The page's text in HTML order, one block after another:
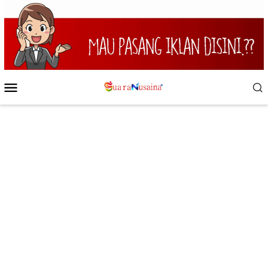
Loncat
ke
konten
Mobile